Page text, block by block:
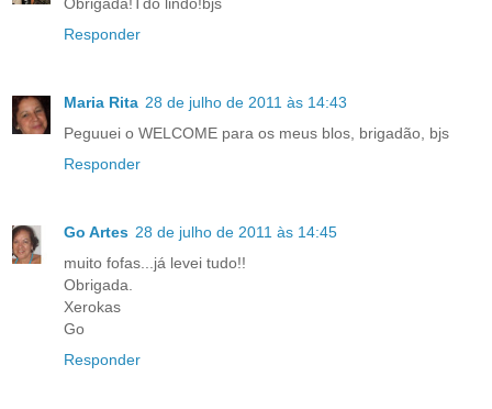
Obrigada!Tdo lindo!bjs
Responder
Maria Rita 28 de julho de 2011 às 14:43
Peguuei o WELCOME para os meus blos, brigadão, bjs
Responder
Go Artes 28 de julho de 2011 às 14:45
muito fofas...já levei tudo!!
Obrigada.
Xerokas
Go
Responder